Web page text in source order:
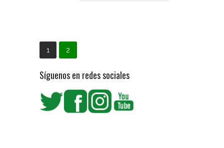
1 2
Síguenos en redes sociales